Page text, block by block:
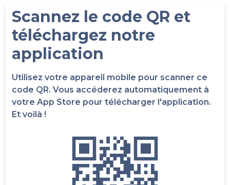
Scannez le code QR et
téléchargez notre
application
Utilisez votre appareil mobile pour scanner ce
code QR. Vous accéderez automatiquement à
votre App Store pour télécharger l'application.
Et voilà !